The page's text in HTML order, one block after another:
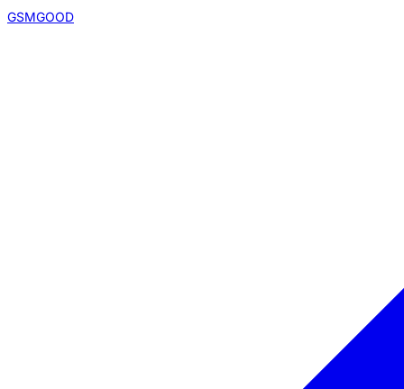
GSMGOOD